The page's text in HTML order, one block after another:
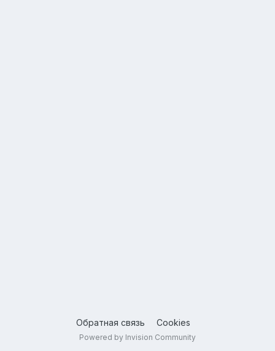
Обратная связь Cookies
Powered by Invision Community